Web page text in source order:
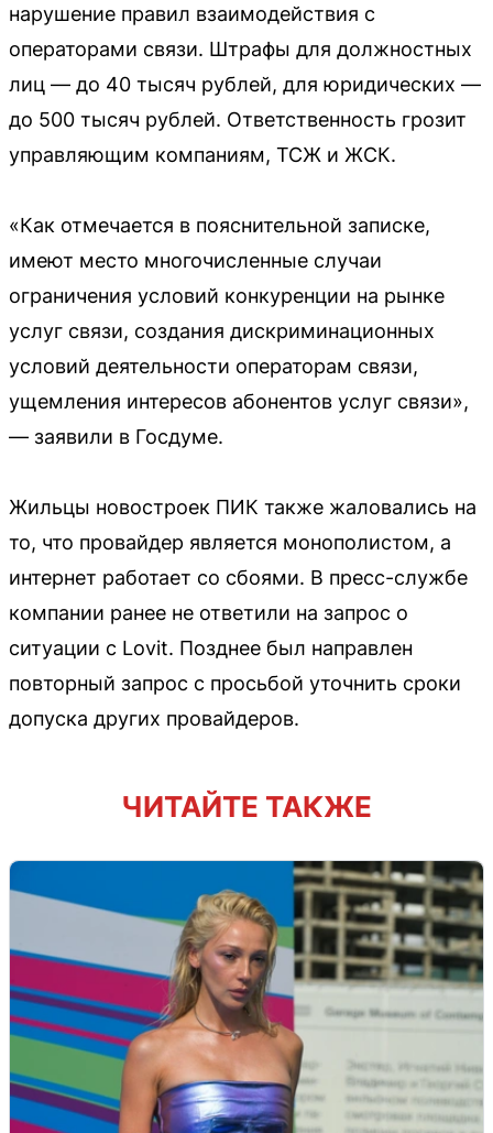
нарушение правил взаимодействия с
операторами связи. Штрафы для должностных
лиц — до 40 тысяч рублей, для юридических —
до 500 тысяч рублей. Ответственность грозит
управляющим компаниям, ТСЖ и ЖСК.
«Как отмечается в пояснительной записке,
имеют место многочисленные случаи
ограничения условий конкуренции на рынке
услуг связи, создания дискриминационных
условий деятельности операторам связи,
ущемления интересов абонентов услуг связи»,
— заявили в Госдуме.
Жильцы новостроек ПИК также жаловались на
то, что провайдер является монополистом, а
интернет работает со сбоями. В пресс-службе
компании ранее не ответили на запрос о
ситуации с Lovit. Позднее был направлен
повторный запрос с просьбой уточнить сроки
допуска других провайдеров.
ЧИТАЙТЕ ТАКЖЕ